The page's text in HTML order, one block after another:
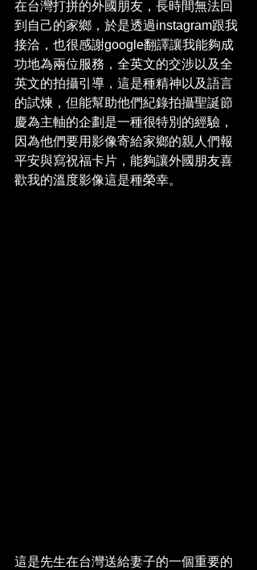
在台灣打拼的外國朋友，長時間無法回
到自己的家鄉，於是透過instagram跟我
接洽，也很感謝google翻譯讓我能夠成
功地為兩位服務，全英文的交涉以及全
英文的拍攝引導，這是種精神以及語言
的試煉，但能幫助他們紀錄拍攝聖誕節
慶為主軸的企劃是一種很特別的經驗，
因為他們要用影像寄給家鄉的親人們報
平安與寫祝福卡片，能夠讓外國朋友喜
歡我的溫度影像這是種榮幸。
這是先生在台灣送給妻子的一個重要的